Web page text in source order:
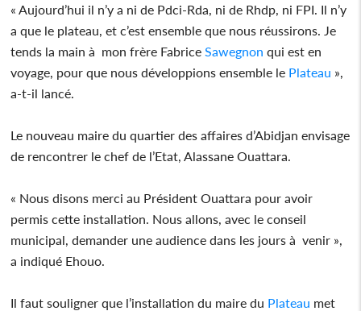
« Aujourd’hui il n’y a ni de Pdci-Rda, ni de Rhdp, ni FPI. Il n’y
a que le plateau, et c’est ensemble que nous réussirons. Je
tends la main à mon frère FabriceSawegnon qui est en
voyage, pour que nous développions ensemble le Plateau »,
a-t-il lancé.
Le nouveau maire du quartier des affaires d’Abidjan envisage
de rencontrer le chef de l’Etat, Alassane Ouattara.
« Nous disons merci au Président Ouattara pour avoir
permis cette installation. Nous allons, avec le conseil
municipal, demander une audience dans les jours à venir »,
a indiqué Ehouo.
Il faut souligner que l’installation du maire du Plateau met